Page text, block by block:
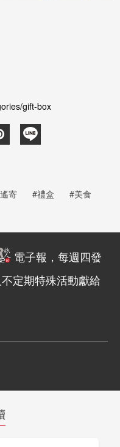
gift-box
寄 #禮盒 #美食
電子報，每週四發
定期特殊活動獻給